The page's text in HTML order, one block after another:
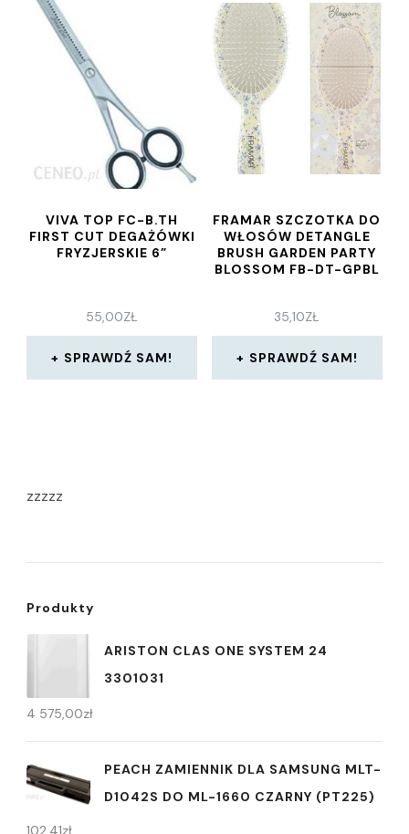
VIVA TOP FC-B.TH
FIRST CUT DEGAŻÓWKI
FRYZJERSKIE 6”
55,00ZŁ
SPRAWDŹ SAM!
FRAMAR SZCZOTKA DO
WŁOSÓW DETANGLE
BRUSH GARDEN PARTY
BLOSSOM FB-DT-GPBL
35,10ZŁ
SPRAWDŹ SAM!
zzzzz
Produkty
ARISTON CLAS ONE SYSTEM 24
3301031
4 575,00zł
PEACH ZAMIENNIK DLA SAMSUNG MLT-
D1042S DO ML-1660 CZARNY (PT225)
102,41zł